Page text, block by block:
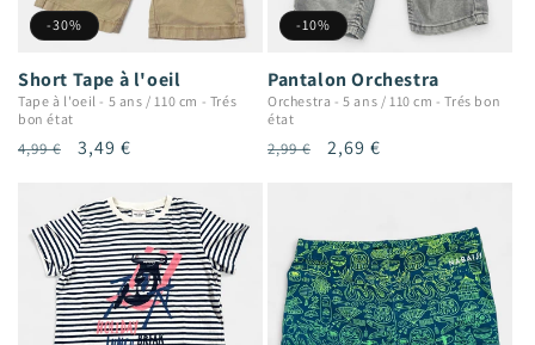
-30%
Short Tape à l'oeil
Tape à l'oeil - 5 ans / 110 cm - Trés
bon état
Prix
4,99 €
Prix
3,49 €
-10%
Pantalon Orchestra
Orchestra - 5 ans / 110 cm -Trés bon
état
Prix
2,99 €
Prix
2,69 €